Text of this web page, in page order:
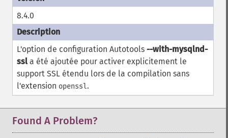
8.4.0
L'option de configuration Autotools --with-mysqlnd-
ssla été ajoutée pour activer explicitement le
support SSL étendu lors de la compilation sans
l'extension openssl.
Found A Problem?